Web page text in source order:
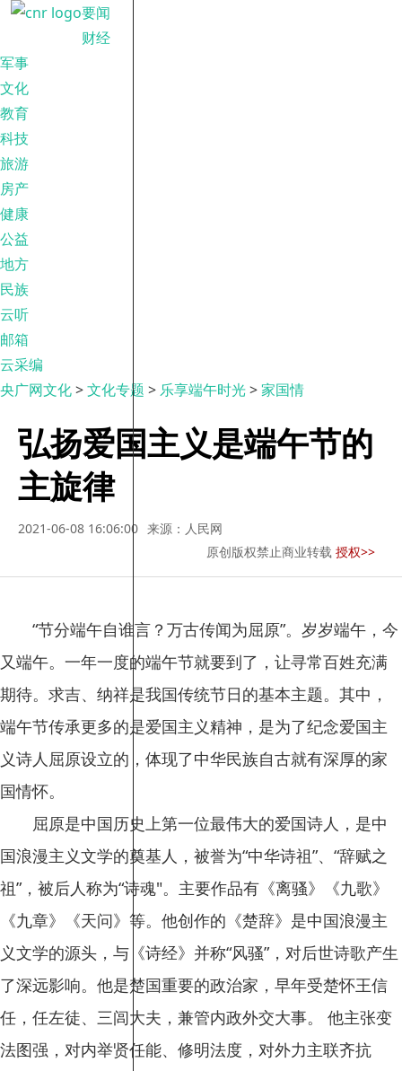
要闻
财经
军事
文化
教育
科技
旅游
房产
健康
公益
地方
民族
云听
邮箱
云采编
央广网文化>文化专题 > 乐享端午时光>家国情
弘扬爱国主义是端午节的
主旋律
2021-06-08 16:06:00 来源：人民网
原创版权禁止商业转载 授权>>
“节分端午自谁言？万古传闻为屈原”。岁岁端午，今
又端午。一年一度的端午节就要到了，让寻常百姓充满
期待。求吉、纳祥是我国传统节日的基本主题。其中，
端午节传承更多的是爱国主义精神，是为了纪念爱国主
义诗人屈原设立的，体现了中华民族自古就有深厚的家
国情怀。
屈原是中国历史上第一位最伟大的爱国诗人，是中
国浪漫主义文学的奠基人，被誉为“中华诗祖”、“辞赋之
祖”，被后人称为“诗魂"。主要作品有《离骚》《九歌》
《九章》《天问》等。他创作的《楚辞》是中国浪漫主
义文学的源头，与《诗经》并称“风骚”，对后世诗歌产生
了深远影响。他是楚国重要的政治家，早年受楚怀王信
任，任左徒、三闾大夫，兼管内政外交大事。 他主张变
法图强，对内举贤任能、修明法度，对外力主联齐抗